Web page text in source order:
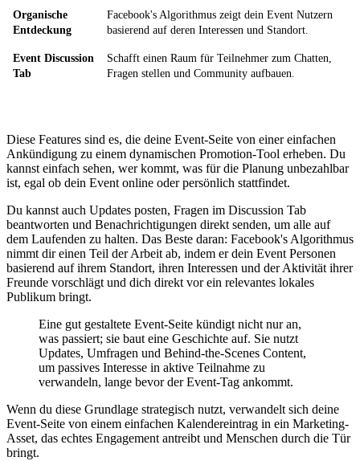
Organische
Entdeckung
Facebook's Algorithmus zeigt dein Event Nutzern
basierend auf deren Interessen und Standort.
Event Discussion
Tab
Schafft einen Raum für Teilnehmer zum Chatten,
Fragen stellen und Community aufbauen.
Diese Features sind es, die deine Event-Seite von einer einfachen
Ankündigung zu einem dynamischen Promotion-Tool erheben. Du
kannst einfach sehen, wer kommt, was für die Planung unbezahlbar
ist, egal ob dein Event online oder persönlich stattfindet.
Du kannst auch Updates posten, Fragen im Discussion Tab
beantworten und Benachrichtigungen direkt senden, um alle auf
dem Laufenden zu halten. Das Beste daran: Facebook's Algorithmus
nimmt dir einen Teil der Arbeit ab, indem er dein Event Personen
basierend auf ihrem Standort, ihren Interessen und der Aktivität ihrer
Freunde vorschlägt und dich direkt vor ein relevantes lokales
Publikum bringt.
Eine gut gestaltete Event-Seite kündigt nicht nur an,
was passiert; sie baut eine Geschichte auf. Sie nutzt
Updates, Umfragen und Behind-the-Scenes Content,
um passives Interesse in aktive Teilnahme zu
verwandeln, lange bevor der Event-Tag ankommt.
Wenn du diese Grundlage strategisch nutzt, verwandelt sich deine
Event-Seite von einem einfachen Kalendereintrag in ein Marketing-
Asset, das echtes Engagement antreibt und Menschen durch die Tür
bringt.